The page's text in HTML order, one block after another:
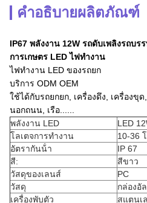
คำอธิบายผลิตภัณฑ์
IP67 พลังงาน 12W รถดับเพลิงรถบร
การเกษตร LED ไฟทํางาน
ไฟทํางาน LED ของรถยก
บริการ ODM OEM
ใช้ได้กับรถยกยก, เครื่องดึง, เครื่องขุ
นอกถนน, เรือ......
พลังงาน LED
LED
โลเตจการทํางาน
10-36
อัตรากันน้ํา
IP 67
สี:
สีขาว
วัสดุของเลนส์
PC
วัสดุ
กล่องอั
เครื่องพับตัว
สแตนเ